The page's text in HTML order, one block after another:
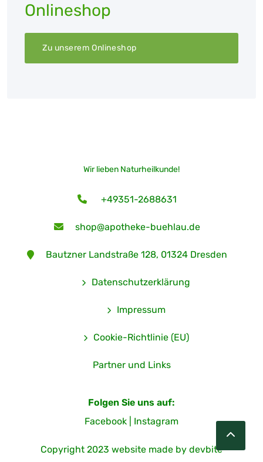
Onlineshop
Zu unserem Onlineshop
Wir lieben Naturheilkunde!
+49351-2688631
shop@apotheke-buehlau.de
Bautzner Landstraße 128, 01324 Dresden
Datenschutzerklärung
Impressum
Cookie-Richtlinie (EU)
Partner und Links
Folgen Sie uns auf:
Facebook
Instagram
Copyright 2023 website made by devbite